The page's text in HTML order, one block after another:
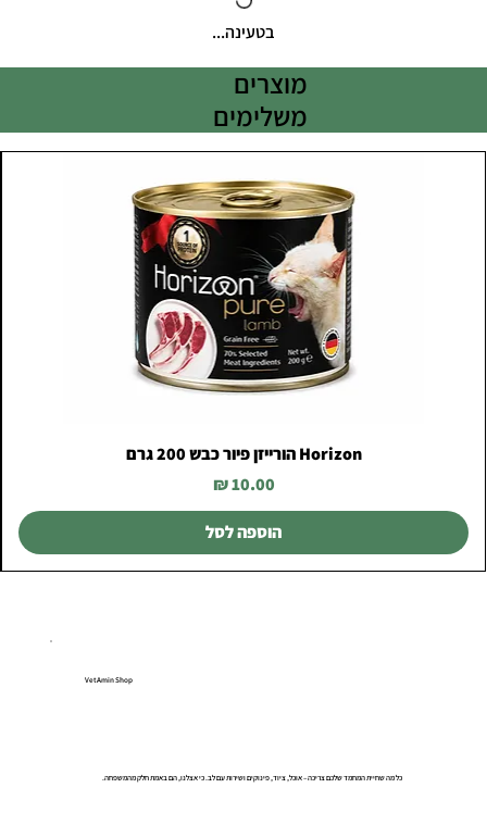
בטעינה...
מוצרים
משלימים
Horizon הורייזן פיור כבש 200 גרם
מחיר
הוספה לסל
VetAmin Shop
כל מה שחיית המחמד שלכם צריכה – אוכל, ציוד, פינוקים ושירות עם לב. כי אצלנו, הם באמת חלק מהמשפחה.